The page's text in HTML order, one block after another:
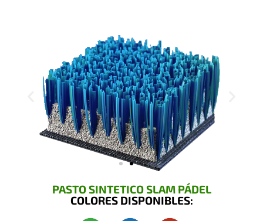
PASTO SINTETICO SLAM PÁDEL
COLORES DISPONIBLES: